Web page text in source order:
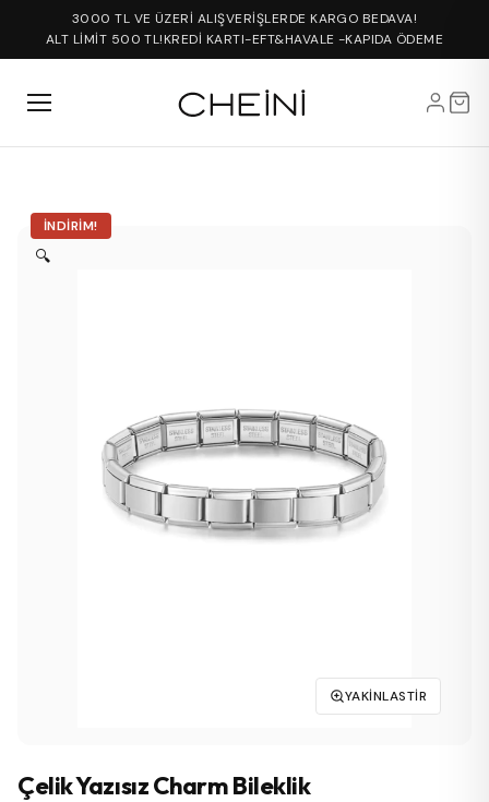
3000 TL VE ÜZERİ ALIŞVERİŞLERDE KARGO BEDAVA!
ALT LİMİT 500 TL!KREDİ KARTI-EFT&HAVALE -KAPIDA ÖDEME
İNDIRIM!
🔍
YAKINLASTIR
Çelik Yazısız Charm Bileklik